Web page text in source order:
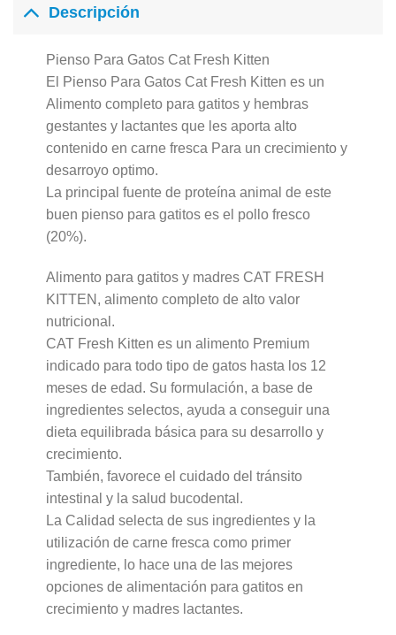
Descripción
Pienso Para Gatos Cat Fresh Kitten
El Pienso Para Gatos Cat Fresh Kitten es un
Alimento completo para gatitos y hembras
gestantes y lactantes que les aporta alto
contenido en carne fresca Para un crecimiento y
desarroyo optimo.
La principal fuente de proteína animal de este
buen pienso para gatitos es el pollo fresco
(20%).
Alimento para gatitos y madres CAT FRESH
KITTEN, alimento completo de alto valor
nutricional.
CAT Fresh Kitten es un alimento Premium
indicado para todo tipo de gatos hasta los 12
meses de edad. Su formulación, a base de
ingredientes selectos, ayuda a conseguir una
dieta equilibrada básica para su desarrollo y
crecimiento.
También, favorece el cuidado del tránsito
intestinal y la salud bucodental.
La Calidad selecta de sus ingredientes y la
utilización de carne fresca como primer
ingrediente, lo hace una de las mejores
opciones de alimentación para gatitos en
crecimiento y madres lactantes.